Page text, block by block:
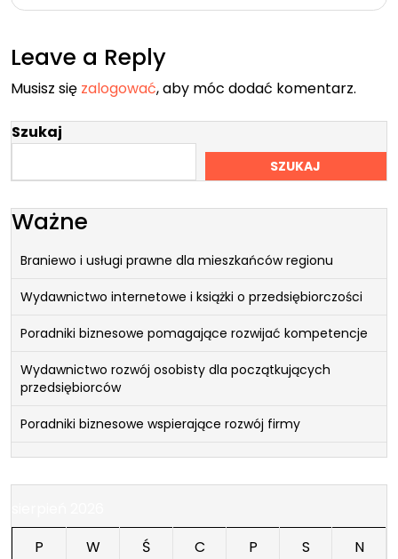
Leave a Reply
Musisz się zalogować, aby móc dodać komentarz.
Szukaj
SZUKAJ
Ważne
Braniewo i usługi prawne dla mieszkańców regionu
Wydawnictwo internetowe i książki o przedsiębiorczości
Poradniki biznesowe pomagające rozwijać kompetencje
Wydawnictwo rozwój osobisty dla początkujących
przedsiębiorców
Poradniki biznesowe wspierające rozwój firmy
P
W Ś C P S
N